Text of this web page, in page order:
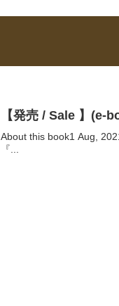
【発売 / Sale 】
About this book1 Aug,
『...